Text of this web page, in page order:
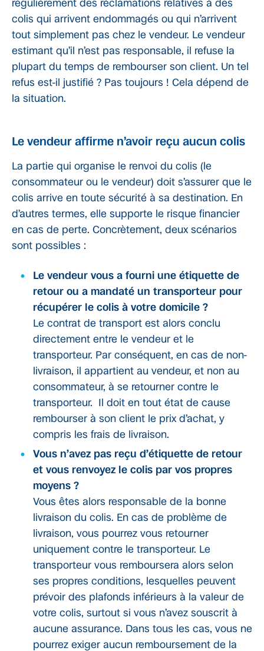
régulièrement des réclamations relatives à des
colis qui arrivent endommagés ou qui n’arrivent
tout simplement pas chez le vendeur. Le vendeur
estimant qu’il n’est pas responsable, il refuse la
plupart du temps de rembourser son client. Un tel
refus est-il justifié ? Pas toujours ! Cela dépend de
la situation.
Le vendeur affirme n’avoir reçu aucun colis
La partie qui organise le renvoi du colis (le
consommateur ou le vendeur) doit s’assurer que le
colis arrive en toute sécurité à sa destination. En
d’autres termes, elle supporte le risque financier
en cas de perte. Concrètement, deux scénarios
sont possibles :
Le vendeur vous a fourni une étiquette de
retour ou a mandaté un transporteur pour
récupérer le colis à votre domicile ?
Le contrat de transport est alors conclu
directement entre le vendeur et le
transporteur. Par conséquent, en cas de non-
livraison, il appartient au vendeur, et non au
consommateur, à se retourner contre le
transporteur. Il doit en tout état de cause
rembourser à son client le prix d’achat, y
compris les frais de livraison.
Vous n’avez pas reçu d’étiquette de retour
et vous renvoyez le colis par vos propres
moyens ?
Vous êtes alors responsable de la bonne
livraison du colis. En cas de problème de
livraison, vous pourrez vous retourner
uniquement contre le transporteur. Le
transporteur vous remboursera alors selon
ses propres conditions, lesquelles peuvent
prévoir des plafonds inférieurs à la valeur de
votre colis, surtout si vous n’avez souscrit à
aucune assurance. Dans tous les cas, vous ne
pourrez exiger aucun remboursement de la